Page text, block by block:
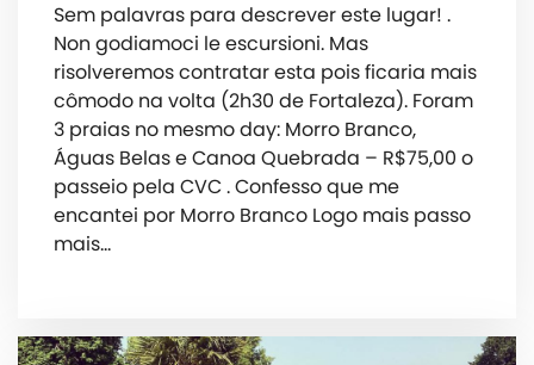
Sem palavras para descrever este lugar! .
Non godiamoci le escursioni. Mas
risolveremos contratar esta pois ficaria mais
cômodo na volta (2h30 de Fortaleza). Foram
3 praias no mesmo day: Morro Branco,
Águas Belas e Canoa Quebrada – R$75,00 o
passeio pela CVC . Confesso que me
encantei por Morro Branco Logo mais passo
mais…